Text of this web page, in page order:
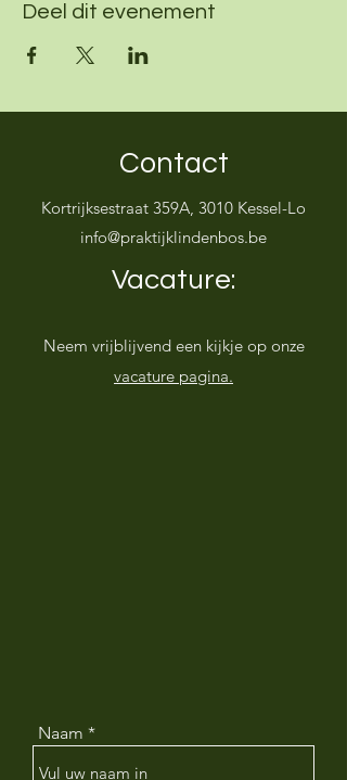
Deel dit evenement
Contact
Kortrijksestraat 359A, 3010 Kessel-Lo
info@praktijklindenbos.be
Vacature:
Neem vrijblijvend een kijkje op onze
vacature pagina.
Naam